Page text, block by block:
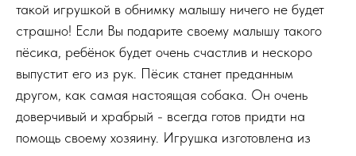
такой игрушкой в обнимку малышу ничего не будет
страшно! Если Вы подарите своему малышу такого
пёсика, ребёнок будет очень счастлив и нескоро
выпустит его из рук. Пёсик станет преданным
другом, как самая настоящая собака. Он очень
доверчивый и храбрый - всегда готов придти на
помощь своему хозяину. Игрушка изготовлена из